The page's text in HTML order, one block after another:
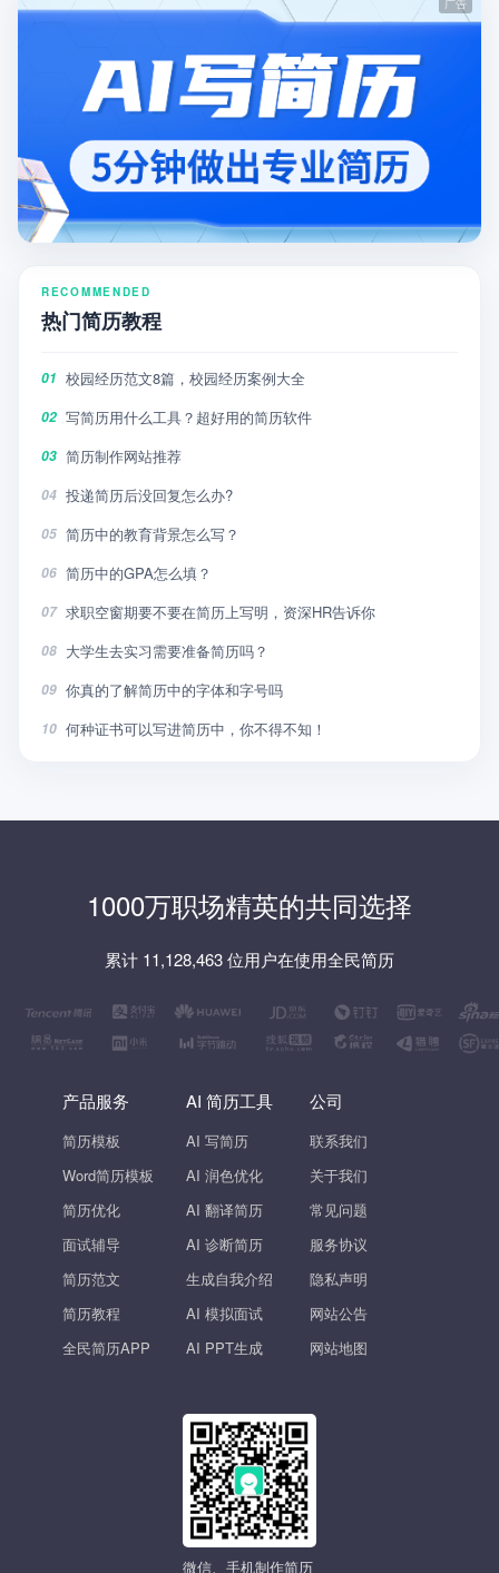
RECOMMENDED
热门简历教程
01 校园经历范文8篇，校园经历案例大全
02 写简历用什么工具？超好用的简历软件
03 简历制作网站推荐
04 投递简历后没回复怎么办?
05 简历中的教育背景怎么写？
06 简历中的GPA怎么填？
07 求职空窗期要不要在简历上写明，资深HR告诉你
08 大学生去实习需要准备简历吗？
09 你真的了解简历中的字体和字号吗
10 何种证书可以写进简历中，你不得不知！
1000万职场精英的共同选择
累计 11,128,463 位用户在使用全民简历
产品服务
简历模板
Word简历模板
简历优化
面试辅导
简历范文
简历教程
全民简历APP
AI 简历工具
AI 写简历
AI 润色优化
AI 翻译简历
AI 诊断简历
生成自我介绍
AI 模拟面试
AI PPT生成
公司
联系我们
关于我们
常见问题
服务协议
隐私声明
网站公告
网站地图
微信、手机制作简历